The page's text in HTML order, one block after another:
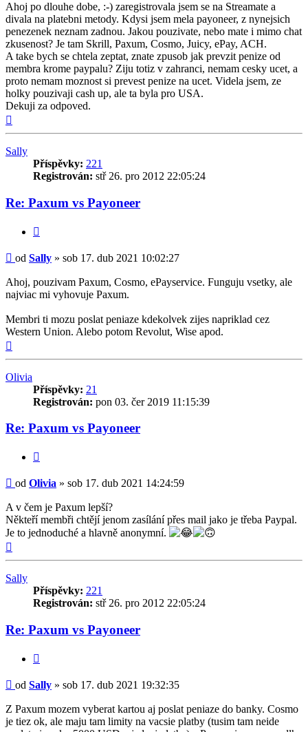
Ahoj po dlouhe dobe, :-) zaregistrovala jsem se na Streamate a
divala na platebni metody. Kdysi jsem mela payoneer, z nynejsich
penezenek neznam zadnou. Jakou pouzivate, nebo mate i mimo chat
zkusenost? Je tam Skrill, Paxum, Cosmo, Juicy, ePay, ACH.
A take bych se chtela zeptat, znate zpusob jak prevzit penize od
membra krome paypalu? Ziju totiz v zahranci, nemam cesky ucet, a
proto nemam moznost si prevest penize na ucet. Videla jsem, ze
holky pouzivaji cash up, ale ta byla pro USA.
Dekuji za odpoved.
Sally
Příspěvky: 221
Registrován: stř 26. pro 2012 22:05:24
Re: Paxum vs Payoneer
Příspěvek
od Sally » sob 17. dub 2021 10:02:27
Ahoj, pouzivam Paxum, Cosmo, ePayservice. Funguju vsetky, ale
najviac mi vyhovuje Paxum.
Membri ti mozu poslat peniaze kdekolvek zijes napriklad cez
Western Union. Alebo potom Revolut, Wise apod.
Olivia
Příspěvky: 21
Registrován: pon 03. čer 2019 11:15:39
Re: Paxum vs Payoneer
Příspěvek
od Olivia » sob 17. dub 2021 14:24:59
A v čem je Paxum lepší?
Někteří membři chtějí jenom zasílání přes mail jako je třeba Paypal.
Je to jednoduché a hlavně anonymní.
Sally
Příspěvky: 221
Registrován: stř 26. pro 2012 22:05:24
Re: Paxum vs Payoneer
Příspěvek
od Sally » sob 17. dub 2021 19:32:35
Z Paxum mozem vyberat kartou aj poslat peniaze do banky. Cosmo
je tiez ok, ale maju tam limity na vacsie platby (tusim tam neide